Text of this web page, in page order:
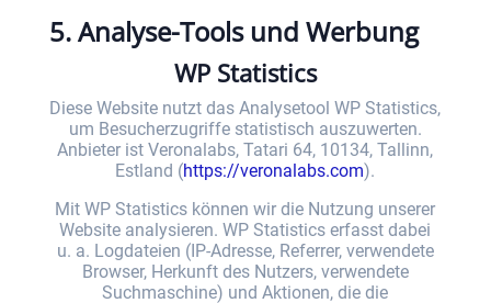
5. Analyse-Tools und Werbung
WP Statistics
Diese Website nutzt das Analysetool WP Statistics,
um Besucherzugriffe statistisch auszuwerten.
Anbieter ist Veronalabs, Tatari 64, 10134, Tallinn,
Estland (https://veronalabs.com).
Mit WP Statistics können wir die Nutzung unserer
Website analysieren. WP Statistics erfasst dabei
u. a. Logdateien (IP-Adresse, Referrer, verwendete
Browser, Herkunft des Nutzers, verwendete
Suchmaschine) und Aktionen, die die